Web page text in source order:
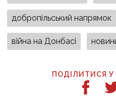
добропільський напрямок
війна на Донбасі
ПОДІЛИТИСЯ